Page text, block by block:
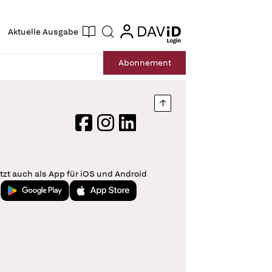
Aktuelle Ausgabe Suche login
login
Abonnement
Nach oben springen
FacebookInstagram
LinkedIn
auch als App für iOS und Android
Jetzt bei Google PlayLaden im App Store